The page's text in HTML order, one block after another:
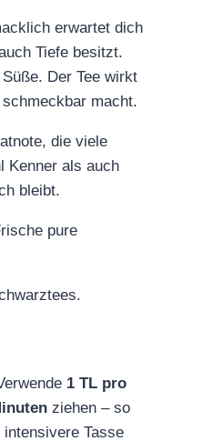
erwartet dich
Tiefe besitzt.
Der Tee wirkt
macht.
die viele
Kenner als auch
bleibt.
pure
1 TL pro
ziehen – so
Tasse